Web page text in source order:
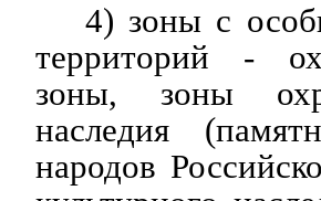
4) зоны с
территорий -
зоны, зоны
наследия
народов